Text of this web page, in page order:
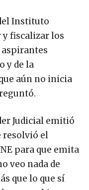
Instituto
y fiscalizar los
aspirantes
y de la
aún no inicia
Judicial emitió
resolvió el
para que emita
veo nada de
que lo que sí